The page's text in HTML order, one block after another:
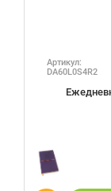
Артикул:
DA60L0S4R2